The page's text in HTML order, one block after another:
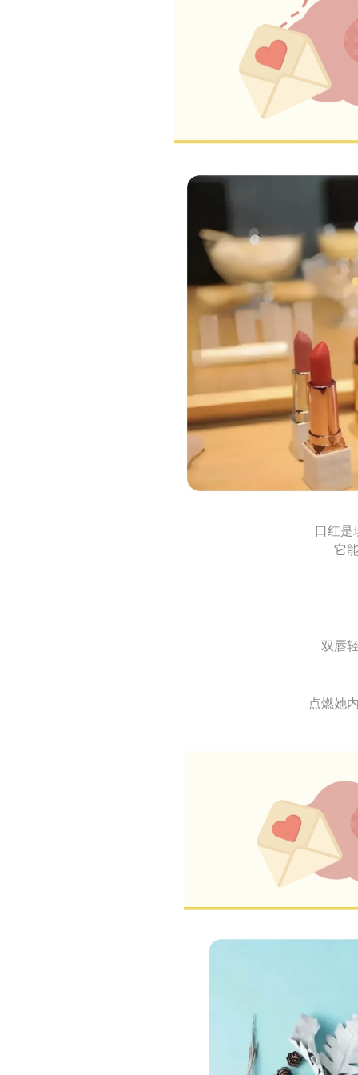
口红是
它
双唇
点燃她